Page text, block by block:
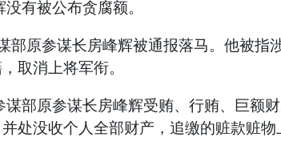
有被公布贪腐额。
参谋长房峰辉被通报落马。他被指
取消上将军衔。
原参谋长房峰辉受贿、行贿、巨额财
处没收个人全部财产，追缴的赃款赃物